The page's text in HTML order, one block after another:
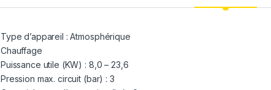
Type d’appareil : Atmosphérique
Chauffage
Puissance utile (KW) : 8,0 – 23,6
Pression max. circuit (bar) : 3